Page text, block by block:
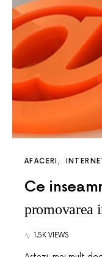
AFACERI
Ce
promovarea
1.5K VIEWS